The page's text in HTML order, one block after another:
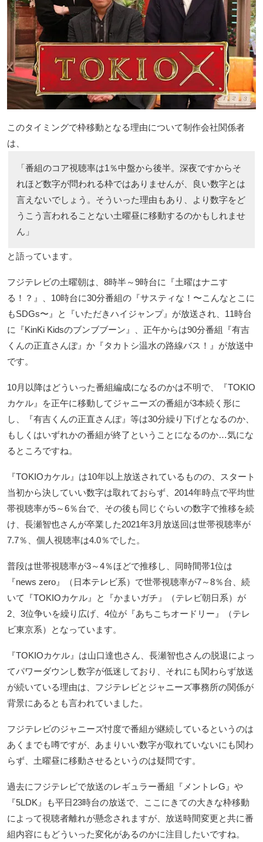
このタイミングで枠移動となる理由について制作会社関係者
は、
「番組のコア視聴率は1％中盤から後半。深夜ですからそ
れほど数字が問われる枠ではありませんが、良い数字とは
言えないでしょう。そういった理由もあり、より数字をど
うこう言われることない土曜昼に移動するのかもしれませ
ん」
と語っています。
フジテレビの土曜朝は、8時半～9時台に『土曜はナニす
る！？』、10時台に30分番組の『サスティな！〜こんなとこに
もSDGs〜』と『いただきハイジャンプ』が放送され、11時台
に『KinKi Kidsのブンブブーン』、正午からは90分番組『有吉
くんの正直さんぽ』か『タカトシ温水の路線バス！』が放送中
です。
10月以降はどういった番組編成になるのかは不明で、『TOKIO
カケル』を正午に移動してジャニーズの番組が3本続く形に
し、『有吉くんの正直さんぽ』等は30分繰り下げとなるのか、
もしくはいずれかの番組が終了ということになるのか…気にな
るところですね。
『TOKIOカケル』は10年以上放送されているものの、スタート
当初から決していい数字は取れておらず、2014年時点で平均世
帯視聴率が5～6％台で、その後も同じぐらいの数字で推移を続
け、長瀬智也さんが卒業した2021年3月放送回は世帯視聴率が
7.7％、個人視聴率は4.0％でした。
普段は世帯視聴率が3～4％ほどで推移し、同時間帯1位は
『news zero』（日本テレビ系）で世帯視聴率が7～8％台、続
いて『TOKIOカケル』と『かまいガチ』（テレビ朝日系）が
2、3位争いを繰り広げ、4位が『あちこちオードリー』（テレ
ビ東京系）となっています。
『TOKIOカケル』は山口達也さん、長瀬智也さんの脱退によっ
てパワーダウンし数字が低迷しており、それにも関わらず放送
が続いている理由は、フジテレビとジャニーズ事務所の関係が
背景にあるとも言われていました。
フジテレビのジャニーズ忖度で番組が継続しているというのは
あくまでも噂ですが、あまりいい数字が取れていないにも関わ
らず、土曜昼に移動させるというのは疑問です。
過去にフジテレビで放送のレギュラー番組『メントレG』や
『5LDK』も平日23時台の放送で、ここにきての大きな枠移動
によって視聴者離れが懸念されますが、放送時間変更と共に番
組内容にもどういった変化があるのかに注目したいですね。